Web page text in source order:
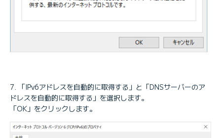
「IPv6アドレスを自動的に取得する」と「DNSサーバーのア
ドレスを自動的に取得する」を選択します。
「OK」をクリックします。